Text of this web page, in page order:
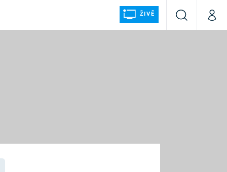
ŽIVĚ
VyhledáváníMůj